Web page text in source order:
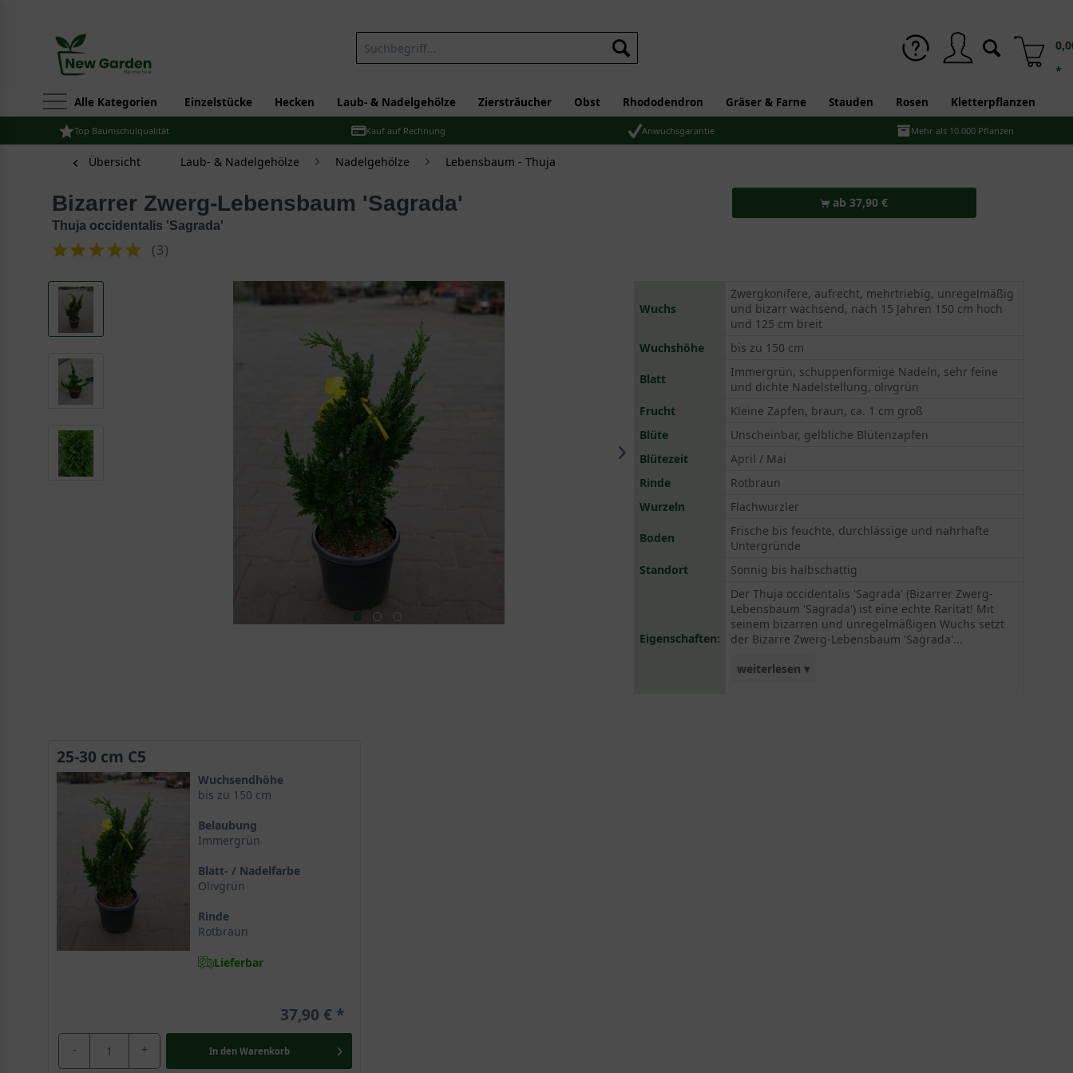
*
Alle Kategorien Einzelstücke Hecken Laub- & Nadelgehölze Ziersträucher Obst Rhododendron Gräser & Farne Stauden Rosen Kletterpflanzen
Top Baumschulqualität Kauf auf Rechnung Anwuchsgarantie Mehr als 10.000 Pflanzen
Übersicht Laub- & Nadelgehölze Nadelgehölze Lebensbaum - Thuja
Bizarrer Zwerg-Lebensbaum 'Sagrada'
Thuja occidentalis 'Sagrada'
(3)
ab 37,90 €
Wuchs
Zwergkonifere, aufrecht, mehrtriebig, unregelmäßig
und bizarr wachsend, nach 15 Jahren 150 cm hoch
und 125 cm breit
Wuchshöhe
bis zu 150 cm
Blatt
Immergrün, schuppenförmige Nadeln, sehr feine
und dichte Nadelstellung, olivgrün
Frucht
Kleine Zapfen, braun, ca. 1 cm groß
Blüte
Unscheinbar, gelbliche Blütenzapfen
Blütezeit
April / Mai
Rinde
Rotbraun
Wurzeln
Flachwurzler
Boden
Frische bis feuchte, durchlässige und nahrhafte
Untergründe
Standort
Sonnig bis halbschattig
Eigenschaften:
Der Thuja occidentalis 'Sagrada' (Bizarrer Zwerg-
Lebensbaum 'Sagrada') ist eine echte Rarität! Mit
seinem bizarren und unregelmäßigen Wuchs setzt
der Bizarre Zwerg-Lebensbaum 'Sagrada'...
weiterlesen ▾
25-30 cm C5
Wuchsendhöhe
bis zu 150 cm
Belaubung
Immergrün
Blatt- / Nadelfarbe
Olivgrün
Rinde
Rotbraun
Lieferbar
37,90 €
- + In den Warenkorb